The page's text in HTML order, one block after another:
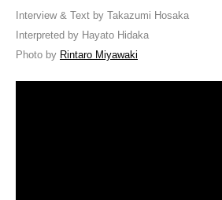
Interview & Text by Takazumi Hosaka
Interpreted by Hayato Hidaka
Photo by Rintaro Miyawaki